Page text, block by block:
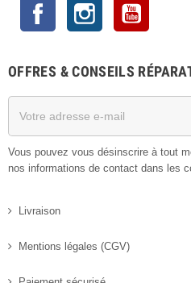
Facebook Instagram
OFFRES & CONSEILS
Vous pouvez vous désinscrire à tout
nos informations de contact dans les
Livraison
Mentions légales (CGV)